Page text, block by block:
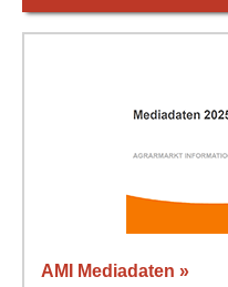
AMI Mediadaten »